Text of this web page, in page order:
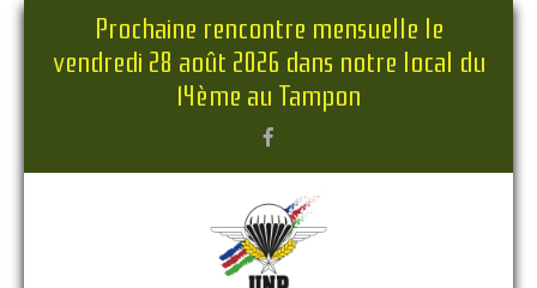
Prochaine rencontre mensuelle le
vendredi 28 août 2026 dans notre local du
14ème au Tampon